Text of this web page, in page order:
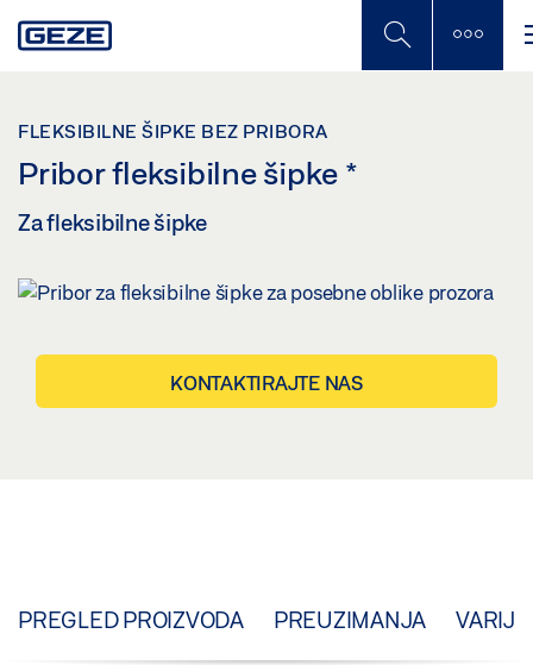
to
FLEKSIBILNE ŠIPKE BEZ PRIBORA
Pribor fleksibilne šipke *
Za fleksibilne šipke
KONTAKTIRAJTE NAS
PREGLED PROIZVODA PREUZIMANJA